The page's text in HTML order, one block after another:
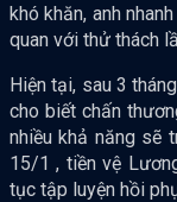
khó khăn, anh
quan với thử thách
Hiện tại, sau 3
cho biết chấn
nhiều khả năng sẽ
15/1 , tiền vệ
tục tập luyện hồi